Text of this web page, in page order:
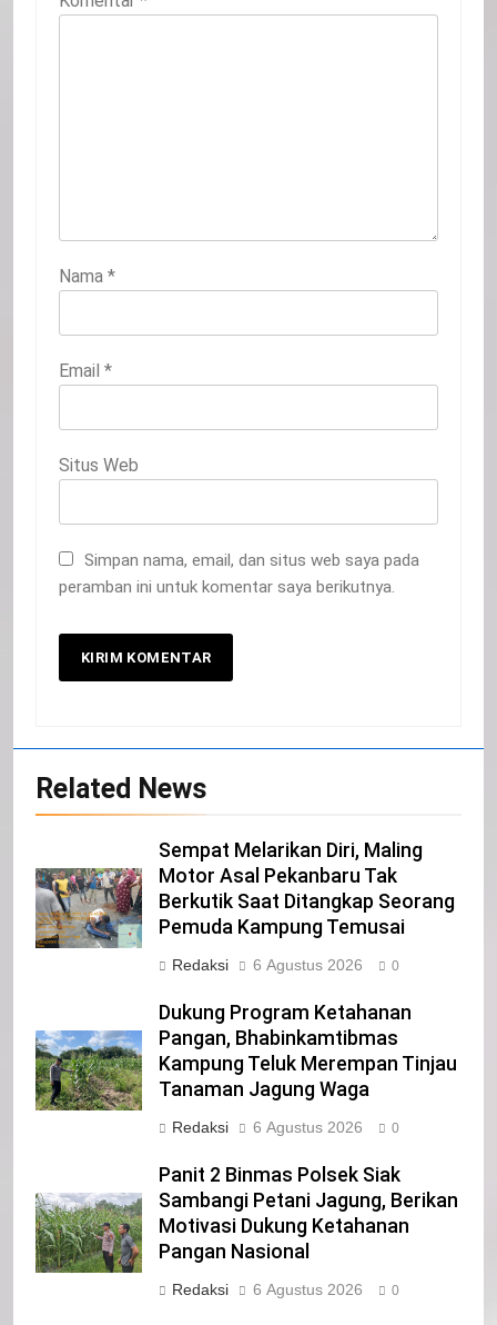
Nama *
Email *
Situs Web
Simpan nama, email, dan situs web saya pada
peramban ini untuk komentar saya berikutnya.
Related News
Sempat Melarikan Diri, Maling
Motor Asal Pekanbaru Tak
Berkutik Saat Ditangkap Seorang
Pemuda Kampung Temusai
Redaksi 6 Agustus 2026 0
Dukung Program Ketahanan
Pangan, Bhabinkamtibmas
Kampung Teluk Merempan Tinjau
Tanaman Jagung Waga
Redaksi 6 Agustus 2026 0
Panit 2 Binmas Polsek Siak
Sambangi Petani Jagung, Berikan
Motivasi Dukung Ketahanan
Pangan Nasional
Redaksi 6 Agustus 2026 0
Selamat Hari Kebangkitan Nasional
IKLAN
21
Iklan Pemerintah Kabupaten Siak
22
NORMAN SILITONGA CALEG DPRD
PROVINSI DKI JAKARTA
23
NURGARAHA HARPAL NOVTEN, SH
CALON ANGGOTA DPRD PROVINSI
DKI JAKARTA
IKLAN